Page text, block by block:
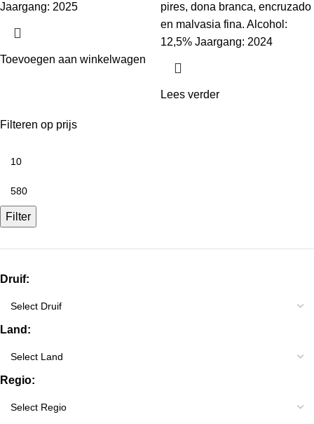
Jaargang: 2025
Toevoegen aan winkelwagen
pires, dona branca, encruzado
en malvasia fina. Alcohol:
12,5% Jaargang: 2024
Lees verder
Filteren op prijs
Filter
Druif:
Land:
Regio: